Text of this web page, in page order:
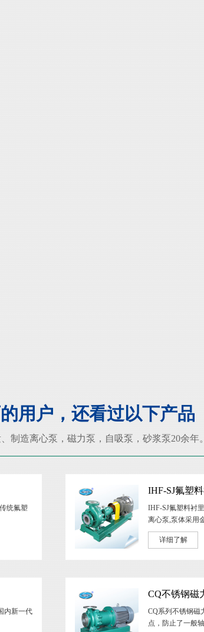
用户，还看过以下产品
制造离心泵 ， 磁力泵 ， 自吸泵 ， 砂浆泵20余年。
统氟塑
IHF-SJ氟塑
IHF-SJ氟塑料衬
离心泵,泵体采用
详细了解
内新一代
CQ不锈钢磁
CQ系列不锈钢磁
点，防止了一般